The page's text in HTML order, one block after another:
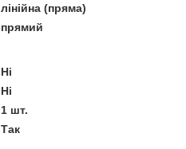
лінійна (пряма)
прямий
Ні
Ні
1 шт.
Так